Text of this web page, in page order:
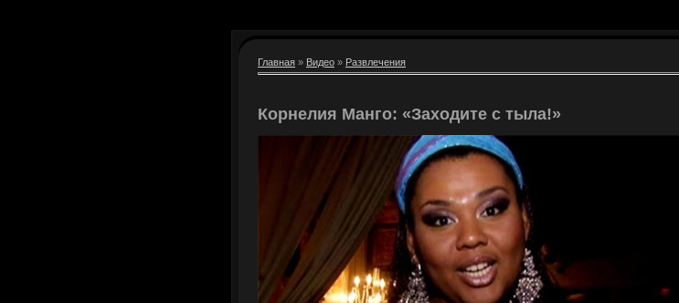
Главная » Видео » Развлечения
Корнелия Манго: «Заходите с тыла!»